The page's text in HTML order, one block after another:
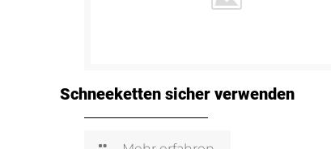
Schneeketten sicher verwenden